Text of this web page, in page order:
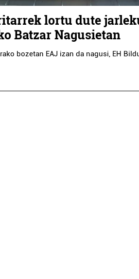
lortu dute
Batzar Nagusietan
bozetan EAJ izan da nagusi, EH